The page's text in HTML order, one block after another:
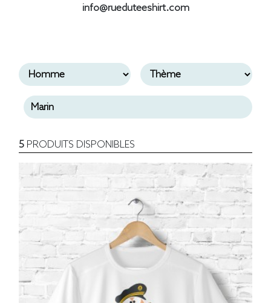
info@rueduteeshirt.com
5 PRODUITS DISPONIBLES